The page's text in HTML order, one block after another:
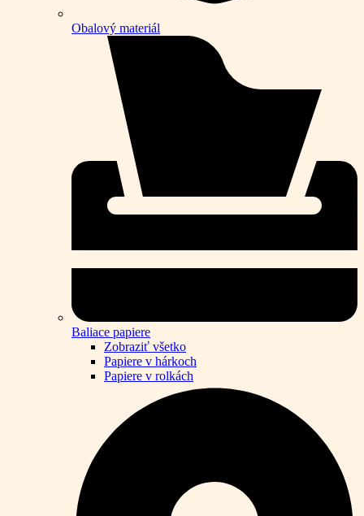
Obalový materiál
Baliace papiere
Zobraziť všetko
Papiere v hárkoch
Papiere v rolkách